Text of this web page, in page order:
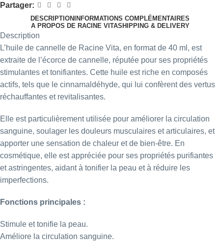
Partager:
DESCRIPTIONINFORMATIONS COMPLÉMENTAIRES
A PROPOS DE RACINE VITASHIPPING & DELIVERY
Description
L’huile de cannelle de Racine Vita, en format de 40 ml, est
extraite de l’écorce de cannelle, réputée pour ses propriétés
stimulantes et tonifiantes. Cette huile est riche en composés
actifs, tels que le cinnamaldéhyde, qui lui confèrent des vertus
réchauffantes et revitalisantes.
Elle est particulièrement utilisée pour améliorer la circulation
sanguine, soulager les douleurs musculaires et articulaires, et
apporter une sensation de chaleur et de bien-être. En
cosmétique, elle est appréciée pour ses propriétés purifiantes
et astringentes, aidant à tonifier la peau et à réduire les
imperfections.
Fonctions principales :
Stimule et tonifie la peau.
Améliore la circulation sanguine.